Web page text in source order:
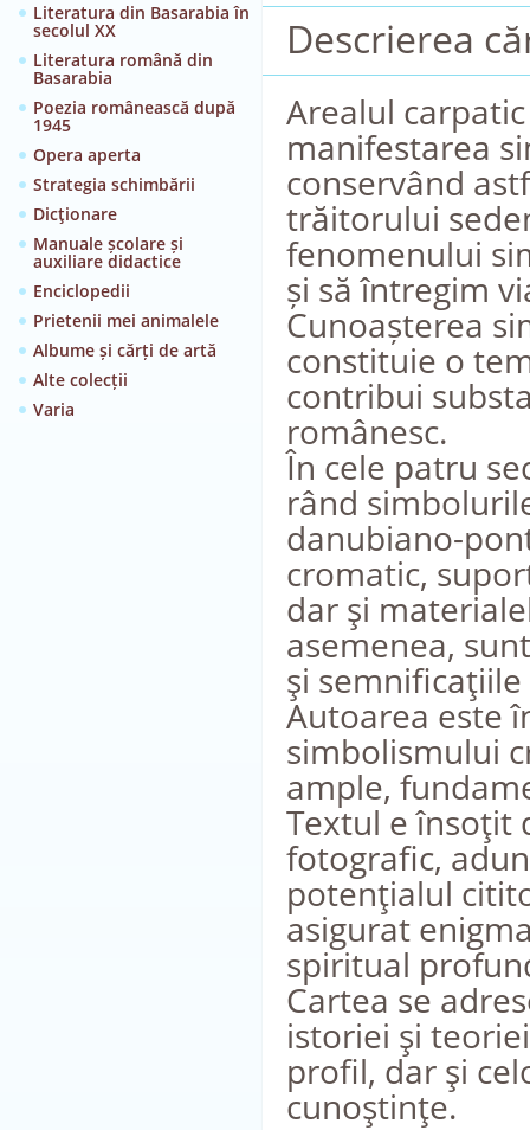
Literatura din Basarabia în
secolul XX
Literatura română din
Basarabia
Poezia românească după
1945
Opera aperta
Strategia schimbării
Dicţionare
Manuale școlare și
auxiliare didactice
Enciclopedii
Prietenii mei animalele
Albume și cărți de artă
Alte colecții
Varia
Descrierea
Arealul
manifestarea
conservând
trăitorului
fenomenului
și să întregim
Cunoașterea
constituie o
contribui
românesc.
În cele patru
rând
danubiano-
cromatic,
dar şi
asemenea,
şi
Autoarea este
simbolismului
ample,
Textul e însoţit
fotografic,
potenţialul
asigurat
spiritual
Cartea se
istoriei şi
profil, dar şi
cunoştinţe.